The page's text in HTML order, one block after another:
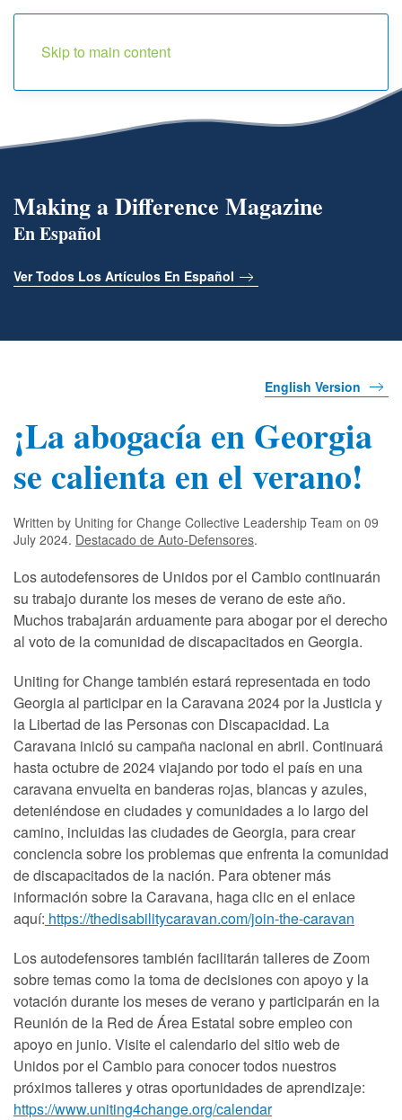
Skip to main content
Making a Difference Magazine
En Español
Ver Todos Los Artículos En Español
English Version
¡La abogacía en Georgia
se calienta en el verano!
Written by Uniting for Change Collective Leadership Team on 09
July 2024. Destacado de Auto-Defensores.
Los autodefensores de Unidos por el Cambio continuarán
su trabajo durante los meses de verano de este año.
Muchos trabajarán arduamente para abogar por el derecho
al voto de la comunidad de discapacitados en Georgia.
Uniting for Change también estará representada en todo
Georgia al participar en la Caravana 2024 por la Justicia y
la Libertad de las Personas con Discapacidad. La
Caravana inició su campaña nacional en abril. Continuará
hasta octubre de 2024 viajando por todo el país en una
caravana envuelta en banderas rojas, blancas y azules,
deteniéndose en ciudades y comunidades a lo largo del
camino, incluidas las ciudades de Georgia, para crear
conciencia sobre los problemas que enfrenta la comunidad
de discapacitados de la nación. Para obtener más
información sobre la Caravana, haga clic en el enlace
aquí: https://thedisabilitycaravan.com/join-the-caravan
Los autodefensores también facilitarán talleres de Zoom
sobre temas como la toma de decisiones con apoyo y la
votación durante los meses de verano y participarán en la
Reunión de la Red de Área Estatal sobre empleo con
apoyo en junio. Visite el calendario del sitio web de
Unidos por el Cambio para conocer todos nuestros
próximos talleres y otras oportunidades de aprendizaje:
https://www.uniting4change.org/calendar